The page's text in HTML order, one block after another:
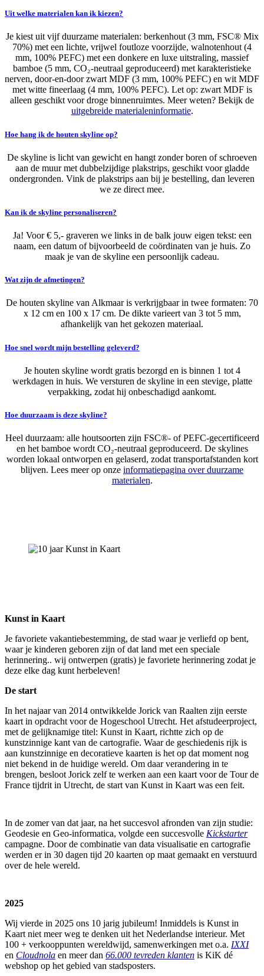
Uit welke materialen kan ik kiezen?
Je kiest uit vijf duurzame materialen: berkenhout (3 mm, FSC® Mix
70%) met een lichte, vrijwel foutloze voorzijde, walnotenhout (4
mm, 100% PEFC) met een donkere en luxe uitstraling, massief
bamboe (5 mm, CO₂-neutraal geproduceerd) met karakteristieke
nerven, door-en-door zwart MDF (3 mm, 100% PEFC) en wit MDF
met witte fineerlaag (4 mm, 100% PEFC). Let op: zwart MDF is
alleen geschikt voor droge binnenruimtes. Meer weten? Bekijk de
uitgebreide materialeninformatie.
Hoe hang ik de houten skyline op?
De skyline is licht van gewicht en hangt zonder boren of schroeven
aan de muur met dubbelzijdige plakstrips, geschikt voor gladde
ondergronden. Vink de plakstrips aan bij je bestelling, dan leveren
we ze direct mee.
Kan ik de skyline personaliseren?
Ja! Voor € 5,- graveren we links in de balk jouw eigen tekst: een
naam, een datum of bijvoorbeeld de coördinaten van je huis. Zo
maak je van de skyline een persoonlijk cadeau.
Wat zijn de afmetingen?
De houten skyline van Alkmaar is verkrijgbaar in twee formaten: 70
x 12 cm en 100 x 17 cm. De dikte varieert van 3 tot 5 mm,
afhankelijk van het gekozen materiaal.
Hoe snel wordt mijn bestelling geleverd?
Je houten skyline wordt gratis bezorgd en is binnen 1 tot 4
werkdagen in huis. We versturen de skyline in een stevige, platte
verpakking, zodat hij onbeschadigd aankomt.
Hoe duurzaam is deze skyline?
Heel duurzaam: alle houtsoorten zijn FSC®- of PEFC-gecertificeerd
en het bamboe wordt CO₂-neutraal geproduceerd. De skylines
worden lokaal ontworpen en gelaserd, zodat transportafstanden kort
blijven. Lees meer op onze informatiepagina over duurzame
materialen.
Kunst in Kaart
Je favoriete vakantiebestemming, de stad waar je verliefd op bent,
waar je kinderen geboren zijn of dat land met een speciale
herinnering.. wij ontwerpen (gratis) je favoriete herinnering zodat je
deze elke dag kunt herbeleven!
De start
In het najaar van 2014 ontwikkelde Jorick van Raalten zijn eerste
kaart in opdracht voor de Hogeschool Utrecht. Het afstudeerproject,
met de gelijknamige titel: Kunst in Kaart, richtte zich op de
kunstzinnige kant van de cartografie. Waar de geschiedenis rijk is
aan kunstzinnige en decoratieve kaarten is het op dat moment nog
niet bekend in de huidige wereld. Om daar verandering in te
brengen, besloot Jorick zelf te werken aan een kaart voor de Tour de
France tijdrit in Utrecht, de start van Kunst in Kaart was een feit.
In de zomer van dat jaar, na het succesvol afronden van zijn studie:
Geodesie en Geo-informatica, volgde een succesvolle Kickstarter
campagne. Door de combinatie van data visualisatie en cartografie
werden er in 30 dagen tijd 20 kaarten op maat gemaakt en verstuurd
over de hele wereld.
2025
Wij vierde in 2025 ons 10 jarig jubileum! Inmiddels is Kunst in
Kaart niet meer weg te denken uit het Nederlandse interieur. Met
100 + verkooppunten wereldwijd, samenwerkingen met o.a. IXXI
en Cloudnola en meer dan 66.000 tevreden klanten is KiK dé
webshop op het gebied van stadsposters.